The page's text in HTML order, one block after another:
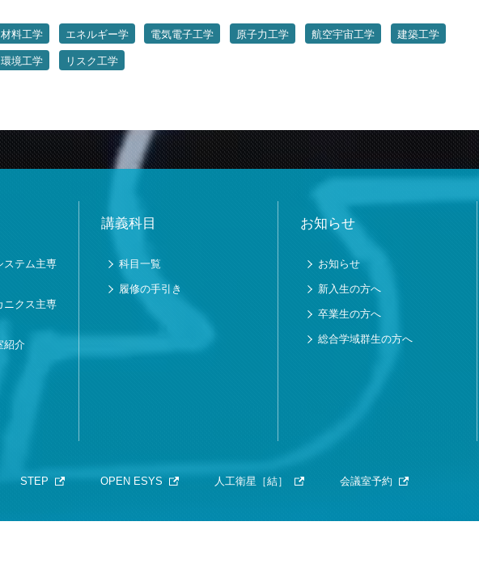
材料工学 エネルギー学 電気電子工学 原子力工学 航空宇宙工学 建築工学
環境工学 リスク工学
ステム主専
ニクス主専
紹介
講義科目
科目一覧
履修の手引き
お知らせ
お知らせ
新入生の方へ
卒業生の方へ
総合学域群生の方へ
STEP OPEN ESYS 人工衛星［結］ 会議室予約